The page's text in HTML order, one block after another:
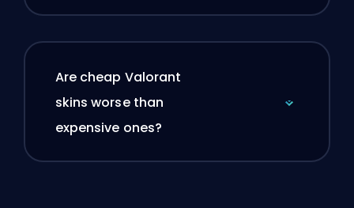
Are cheap Valorant
skins worse than
expensive ones?